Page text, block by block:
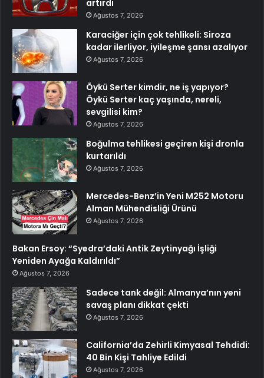
artırdı
Ağustos 7, 2026
Karaciğer için çok tehlikeli: Siroza
kadar ilerliyor, iyileşme şansı azalıyor
Ağustos 7, 2026
Öykü Serter kimdir, ne iş yapıyor?
Öykü Serter kaç yaşında, nereli,
sevgilisi kim?
Ağustos 7, 2026
Boğulma tehlikesi geçiren kişi dronla
kurtarıldı
Ağustos 7, 2026
Mercedes-Benz’in Yeni M252 Motoru
Alman Mühendisliği Ürünü
Ağustos 7, 2026
Bakan Ersoy: “Syedra’daki Antik Zeytinyağı İşliği
Yeniden Ayağa Kaldırıldı”
Ağustos 7, 2026
Sadece tank değil: Almanya’nın yeni
savaş planı dikkat çekti
Ağustos 7, 2026
California’da Zehirli Kimyasal Tehdidi:
40 Bin Kişi Tahliye Edildi
Ağustos 7, 2026